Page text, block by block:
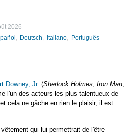
2026
Deutsch Italiano Português
Downey, Jr. (Sherlock Holmes, Iron Man,
l'un des acteurs les plus talentueux de
cela ne gâche en rien le plaisir, il est
qui lui permettrait de l'être